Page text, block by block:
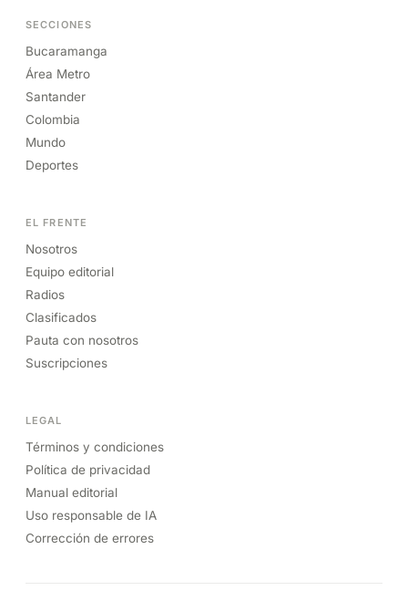
SECCIONES
Bucaramanga
Área Metro
Santander
Colombia
Mundo
Deportes
EL FRENTE
Nosotros
Equipo editorial
Radios
Clasificados
Pauta con nosotros
Suscripciones
LEGAL
Términos y condiciones
Política de privacidad
Manual editorial
Uso responsable de IA
Corrección de errores